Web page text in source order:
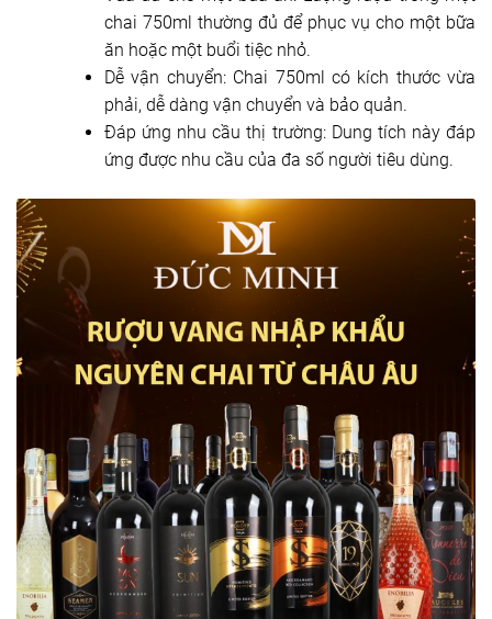
chai 750ml thường đủ để phục vụ cho một bữa
ăn hoặc một buổi tiệc nhỏ.
Dễ vận chuyển: Chai 750ml có kích thước vừa
phải, dễ dàng vận chuyển và bảo quản.
Đáp ứng nhu cầu thị trường: Dung tích này đáp
ứng được nhu cầu của đa số người tiêu dùng.